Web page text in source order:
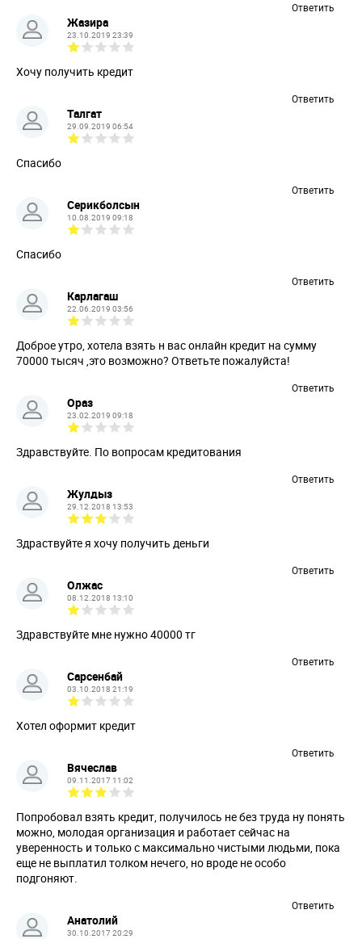
Ответить
Жазира
23.10.2019 23:39
Хочу получить кредит
Ответить
Талгат
29.09.2019 06:54
Спасибо
Ответить
Серикболсын
10.08.2019 09:18
Спасибо
Ответить
Карлагаш
22.06.2019 03:56
Доброе утро, хотела взять н вас онлайн кредит на сумму
70000 тысяч ,это возможно? Ответьте пожалуйста!
Ответить
Ораз
23.02.2019 09:18
Здравствуйте. По вопросам кредитования
Ответить
Жулдыз
29.12.2018 13:53
Здраствуйте я хочу получить деньги
Ответить
Олжас
08.12.2018 13:10
Здравствуйте мне нужно 40000 тг
Ответить
Сарсенбай
03.10.2018 21:19
Хотел оформит кредит
Ответить
Вячеслав
09.11.2017 11:02
Попробовал взять кредит, получилось не без труда ну понять
можно, молодая организация и работает сейчас на
уверенность и только с максимально чистыми людьми, пока
еще не выплатил толком нечего, но вроде не особо
подгоняют.
Ответить
Анатолий
30.10.2017 20:29